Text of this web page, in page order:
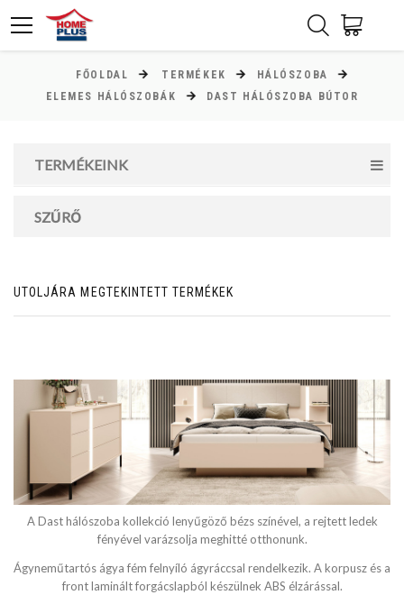
FŐOLDAL TERMÉKEK
HÁLÓSZOBA
ELEMES HÁLÓSZOBÁK
DAST HÁLÓSZOBA BÚTOR
TERMÉKEINK
SZŰRŐ
UTOLJÁRA MEGTEKINTETT TERMÉKEK
A Dast hálószoba kollekció lenyűgöző bézs színével, a rejtett ledek
fényével varázsolja meghitté otthonunk.
Ágyneműtartós ágya fém felnyíló ágyráccsal rendelkezik. A korpusz és a
front laminált forgácslapból készülnek ABS élzárással.